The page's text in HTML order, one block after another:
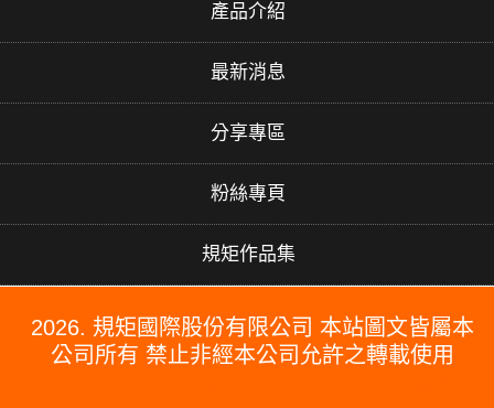
產品介紹
最新消息
分享專區
粉絲專頁
規矩作品集
2026. 規矩國際股份有限公司 本站圖文皆屬本
公司所有 禁止非經本公司允許之轉載使用